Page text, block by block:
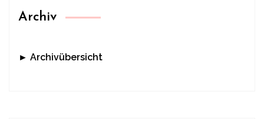
Archiv
► Archivübersicht